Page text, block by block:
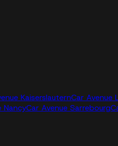
KaiserslauternCar Avenue
NancyCar Avenue Sarrebourg